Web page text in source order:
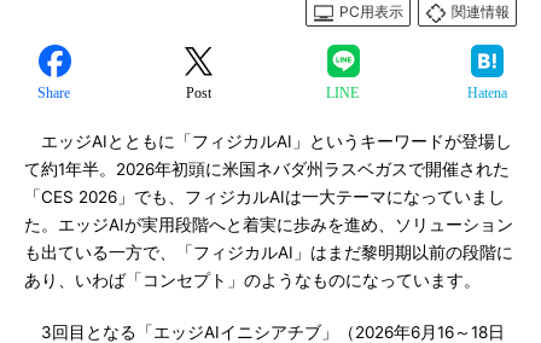
PC用表示
関連情報
Share Post LINE Hatena
エッジAIとともに「フィジカルAI」というキーワードが登場し
て約1年半。2026年初頭に米国ネバダ州ラスベガスで開催された
「CES 2026」でも、フィジカルAIは一大テーマになっていまし
た。エッジAIが実用段階へと着実に歩みを進め、ソリューション
も出ている一方で、「フィジカルAI」はまだ黎明期以前の段階に
あり、いわば「コンセプト」のようなものになっています。
3回目となる「エッジAIイニシアチブ」（2026年6月16～18日